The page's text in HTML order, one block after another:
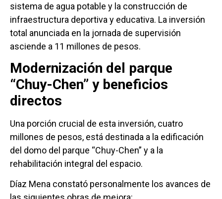
sistema de agua potable y la construcción de
infraestructura deportiva y educativa. La inversión
total anunciada en la jornada de supervisión
asciende a 11 millones de pesos.
Modernización del parque
“Chuy-Chen” y beneficios
directos
Una porción crucial de esta inversión, cuatro
millones de pesos, está destinada a la edificación
del domo del parque “Chuy-Chen” y a la
rehabilitación integral del espacio.
Díaz Mena constató personalmente los avances de